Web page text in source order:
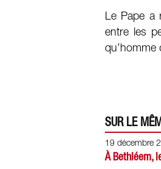
Le Pape
entre les
qu’homme
SUR LE
19 décembre
À Bethléem,